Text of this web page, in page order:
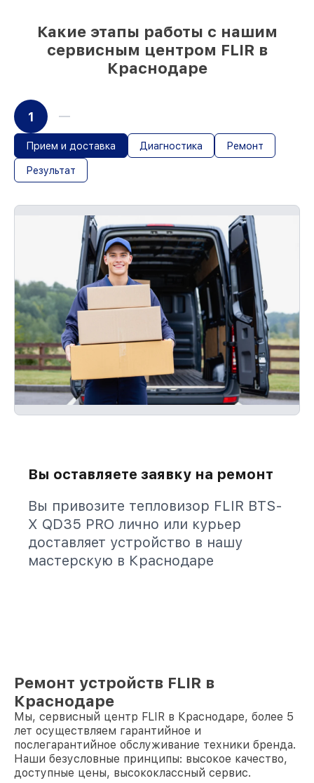
Какие этапы работы с нашим
сервисным центром FLIR в
Краснодаре
1
Прием и доставка Диагностика Ремонт
Результат
Вы оставляете заявку на ремонт
Вы привозите тепловизор FLIR BTS-
X QD35 PRO лично или курьер
доставляет устройство в нашу
мастерскую в Краснодаре
Ремонт устройств FLIR в
Краснодаре
Мы, сервисный центр FLIR в Краснодаре, более 5
лет осуществляем гарантийное и
послегарантийное обслуживание техники бренда.
Наши безусловные принципы: высокое качество,
доступные цены, высококлассный сервис.